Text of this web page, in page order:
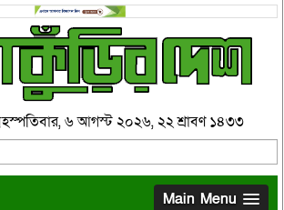
৬ আগস্ট ২০২৬, ২২ শ্রাবণ ১৪৩৩
Main Menu